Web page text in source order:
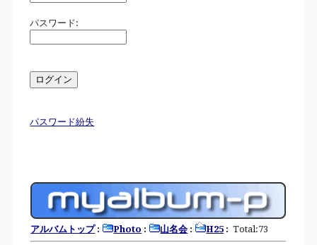
パスワード:
パスワード紛失
アルバムトップ: Photo : 山名会 : H25 : Total:73